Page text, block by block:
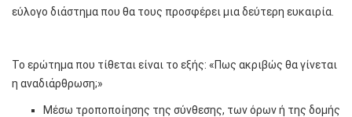
εύλογο διάστημα που θα τους προσφέρει μια δεύτερη ευκαιρία.
Το ερώτημα που τίθεται είναι το εξής: «Πως ακριβώς θα γίνεται
η αναδιάρθρωση;»
Μέσω τροποποίησης της σύνθεσης, των όρων ή της δομής